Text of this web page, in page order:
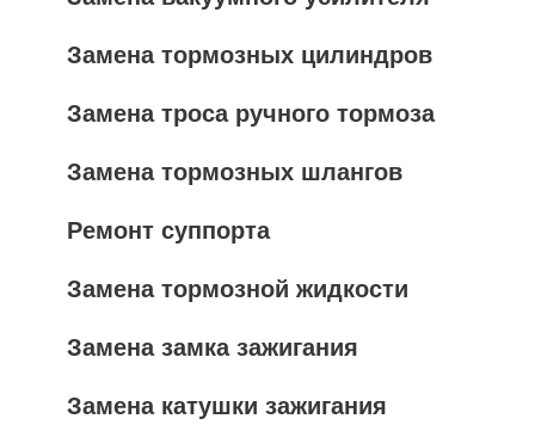
Замена тормозных цилиндров
Замена троса ручного тормоза
Замена тормозных шлангов
Ремонт суппорта
Замена тормозной жидкости
Замена замка зажигания
Замена катушки зажигания